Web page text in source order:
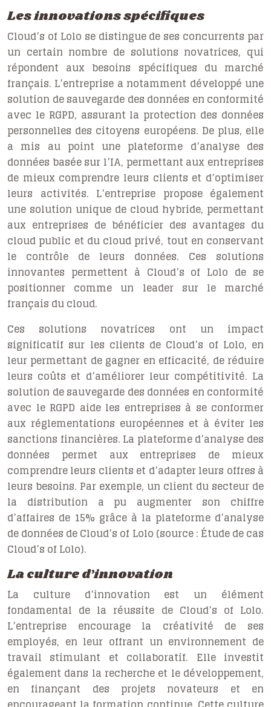
Les innovations spécifiques
Cloud’s of Lolo se distingue de ses concurrents par
un certain nombre de solutions novatrices, qui
répondent aux besoins spécifiques du marché
français. L’entreprise a notamment développé une
solution de sauvegarde des données en conformité
avec le RGPD, assurant la protection des données
personnelles des citoyens européens. De plus, elle
a mis au point une plateforme d’analyse des
données basée sur l’IA, permettant aux entreprises
de mieux comprendre leurs clients et d’optimiser
leurs activités. L’entreprise propose également
une solution unique de cloud hybride, permettant
aux entreprises de bénéficier des avantages du
cloud public et du cloud privé, tout en conservant
le contrôle de leurs données. Ces solutions
innovantes permettent à Cloud’s of Lolo de se
positionner comme un leader sur le marché
français du cloud.
Ces solutions novatrices ont un impact
significatif sur les clients de Cloud’s of Lolo, en
leur permettant de gagner en efficacité, de réduire
leurs coûts et d’améliorer leur compétitivité. La
solution de sauvegarde des données en conformité
avec le RGPD aide les entreprises à se conformer
aux réglementations européennes et à éviter les
sanctions financières. La plateforme d’analyse des
données permet aux entreprises de mieux
comprendre leurs clients et d’adapter leurs offres à
leurs besoins. Par exemple, un client du secteur de
la distribution a pu augmenter son chiffre
d’affaires de 15% grâce à la plateforme d’analyse
de données de Cloud’s of Lolo (source : Étude de cas
Cloud’s of Lolo).
La culture d’innovation
La culture d’innovation est un élément
fondamental de la réussite de Cloud’s of Lolo.
L’entreprise encourage la créativité de ses
employés, en leur offrant un environnement de
travail stimulant et collaboratif. Elle investit
également dans la recherche et le développement,
en finançant des projets novateurs et en